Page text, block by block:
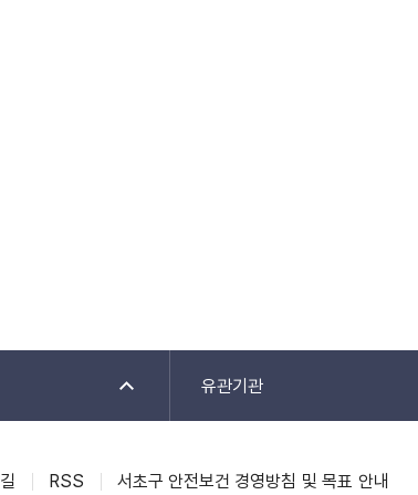
유관기관
RSS 서초구 안전보건 경영방침 및 목표 안내